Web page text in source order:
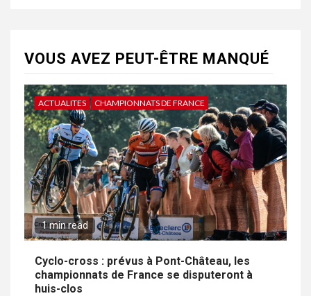
VOUS AVEZ PEUT-ÊTRE MANQUÉ
ACTUALITES CHAMPIONNATS DE FRANCE
1 min read
Cyclo-cross : prévus à Pont-Château, les
championnats de France se disputeront à
huis-clos